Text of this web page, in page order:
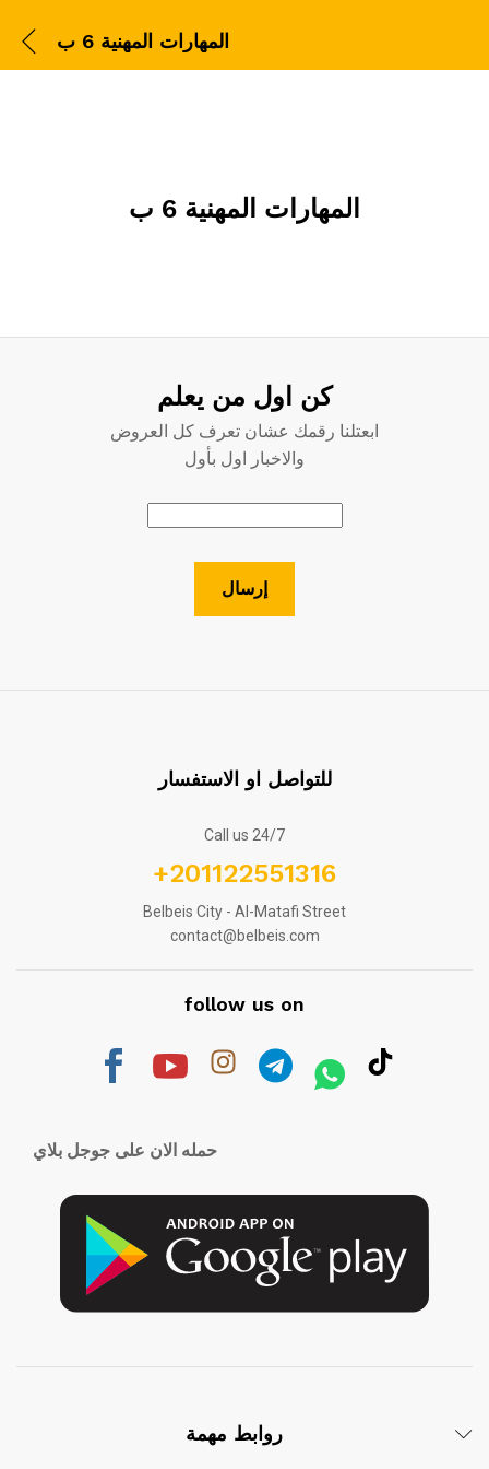
المهارات المهنية 6 ب
المهارات المهنية 6 ب
كن اول من يعلم
ابعتلنا رقمك عشان تعرف كل العروض
والاخبار اول بأول
للتواصل او الاستفسار
Call us 24/7
+201122551316
Belbeis City - Al-Matafi Street
contact@belbeis.com
follow us on
حمله الان على جوجل بلاي
روابط مهمة